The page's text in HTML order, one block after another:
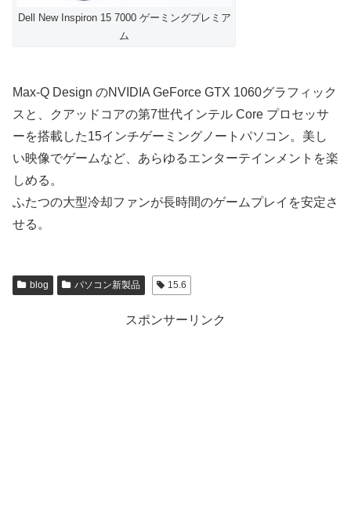
Dell New Inspiron 15 7000 ゲーミングプレミア
ム
Max-Q Design のNVIDIA GeForce GTX 1060グラフィック
スと、クアッドコアの第7世代インテル Core プロセッサ
ーを搭載した15インチゲーミングノートパソコン。美し
い映像でゲームなど、あらゆるエンターテインメントを楽
しめる。
ふたつの大型冷却ファンが長時間のゲームプレイを安定さ
せる。
blog パソコン新製品 15.6
スポンサーリンク